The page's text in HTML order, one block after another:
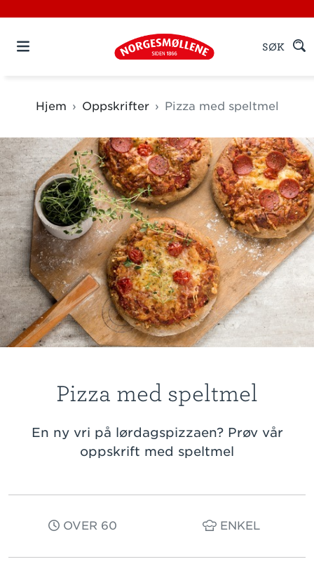
SØK
Hjem Oppskrifter Pizza med speltmel
Pizza med speltmel
En ny vri på lørdagspizzaen? Prøv vår
oppskrift med speltmel
OVER 60 ENKEL